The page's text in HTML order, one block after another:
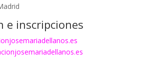
e inscripciones